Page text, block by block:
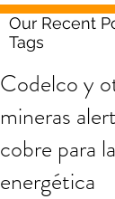
Our Recent
Tags
Codelco y
mineras
cobre para
energética